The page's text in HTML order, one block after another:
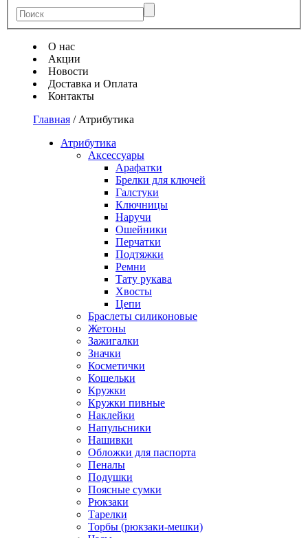
О нас
Акции
Новости
Доставка и Оплата
Контакты
Главная / Атрибутика
Атрибутика
Аксессуары
Арафатки
Брелки для ключей
Галстуки
Ключницы
Наручи
Ошейники
Перчатки
Подтяжки
Ремни
Тату рукава
Хвосты
Цепи
Браслеты силиконовые
Жетоны
Зажигалки
Значки
Косметички
Кошельки
Кружки
Кружки пивные
Наклейки
Напульсники
Нашивки
Обложки для паспорта
Пеналы
Подушки
Поясные сумки
Рюкзаки
Тарелки
Торбы (рюкзаки-мешки)